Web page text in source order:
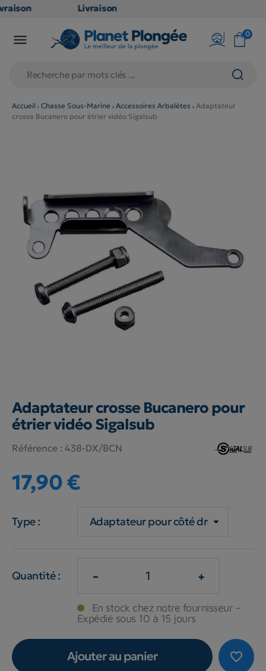
Livraison
en point
79€
(hors
produits
 0
Accueil Chasse Sous-Marine Accessoires Arbalètes
Adaptateur
crosse Bucanero pour étrier vidéo Sigalsub
Adaptateur crosse Bucanero pour
étrier vidéo Sigalsub
Référence : 438-DX/BCN
17,90 €
Type :
Quantité : - +
En stock chez notre fournisseur -
Expédié sous 10 à 15 jours
favorite_border
Ajouter au panier